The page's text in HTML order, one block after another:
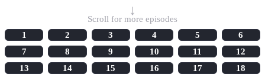
↓
Scroll for more episodes
1
2 3 4 5
6
7
8 9 10 11
12
13
14 15 16 17
18